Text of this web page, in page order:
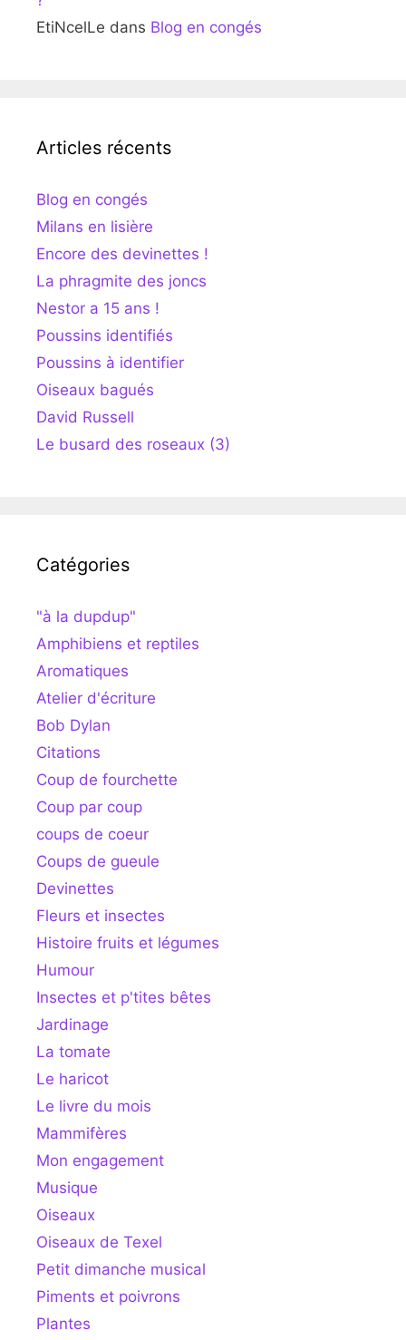
EtiNcelLe dans Blog en congés
Articles récents
Blog en congés
Milans en lisière
Encore des devinettes !
La phragmite des joncs
Nestor a 15 ans !
Poussins identifiés
Poussins à identifier
Oiseaux bagués
David Russell
Le busard des roseaux (3)
Catégories
"à la dupdup"
Amphibiens et reptiles
Aromatiques
Atelier d'écriture
Bob Dylan
Citations
Coup de fourchette
Coup par coup
coups de coeur
Coups de gueule
Devinettes
Fleurs et insectes
Histoire fruits et légumes
Humour
Insectes et p'tites bêtes
Jardinage
La tomate
Le haricot
Le livre du mois
Mammifères
Mon engagement
Musique
Oiseaux
Oiseaux de Texel
Petit dimanche musical
Piments et poivrons
Plantes